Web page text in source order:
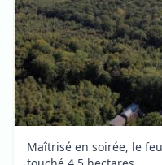
Maîtrisé en soirée, le